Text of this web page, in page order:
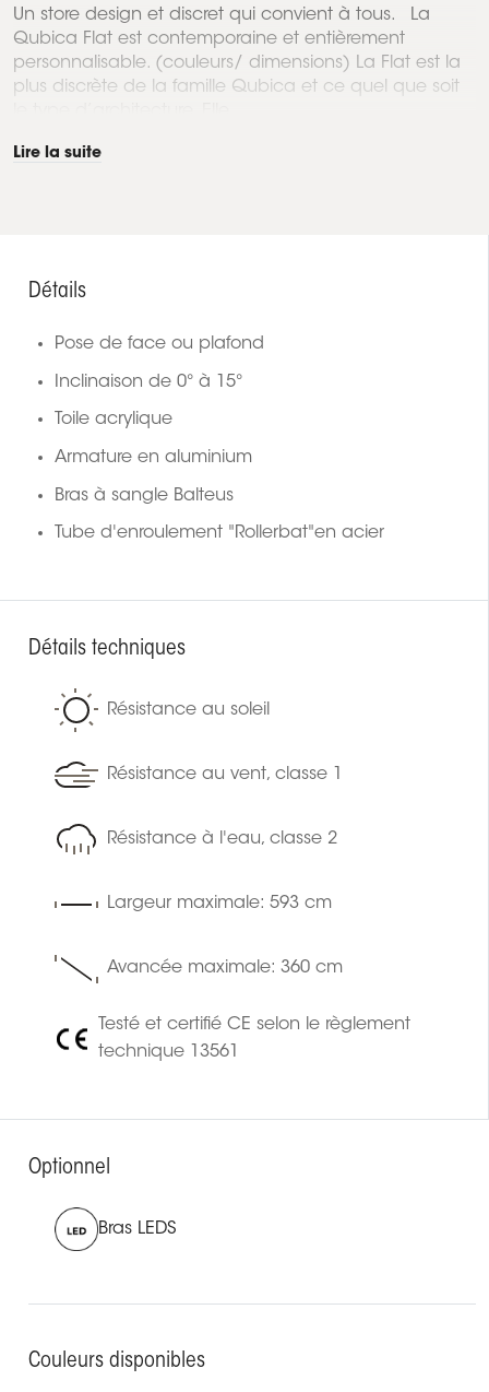
Un store design et discret qui convient à tous. La
Qubica Flat est contemporaine et entièrement
personnalisable. (couleurs/ dimensions) La Flat est la
plus discrète de la famille Qubica et ce quel que soit
Lire la suite
Détails
Pose de face ou plafond
Inclinaison de 0° à 15°
Toile acrylique
Armature en aluminium
Bras à sangle Balteus
Tube d'enroulement "Rollerbat"en acier
Détails techniques
Résistance au soleil
Résistance au vent, classe 1
Résistance à l'eau, classe 2
Largeur maximale: 593 cm
Avancée maximale: 360 cm
Testé et certifié CE selon le règlement
technique 13561
Optionnel
Bras LEDS
Couleurs disponibles